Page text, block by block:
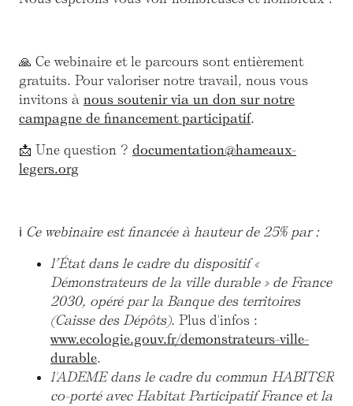
🙏 Ce webinaire et le parcours sont entièrement
gratuits. Pour valoriser notre travail, nous vous
invitons à nous soutenir via un don sur notre
campagne de financement participatif.
📩 Une question ? documentation@hameaux-
legers.org
ℹ️ Ce webinaire est financée à hauteur de 25% par :
l’État dans le cadre du dispositif «
Démonstrateurs de la ville durable » de France
2030, opéré par la Banque des territoires
(Caisse des Dépôts). Plus d'infos :
www.ecologie.gouv.fr/demonstrateurs-ville-
durable.
l'ADEME dans le cadre du commun HABIT&R
co-porté avec Habitat Participatif France et la